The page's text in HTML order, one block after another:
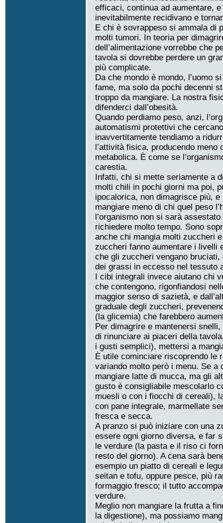
efficaci, continua ad aumentare,
inevitabilmente recidivano e
E chi è sovrappeso si ammala di
molti tumori. In teoria per
dell’alimentazione vorrebbe che
tavola si dovrebbe perdere un
più complicate.
Da che mondo è mondo, l’uomo
fame, ma solo da pochi decenni
troppo da mangiare. La nostra
difenderci dall’obesità.
Quando perdiamo peso, anzi,
automatismi protettivi che
inavvertitamente tendiamo a
l’attività fisica, producendo meno
metabolica. È come se
carestia.
Infatti, chi si mette seriamente a
molti chili in pochi giorni ma poi,
ipocalorica, non dimagrisce più,
mangiare meno di chi quel peso
l’organismo non si sarà
richiedere molto tempo. Sono
anche chi mangia molti zuccheri
zuccheri fanno aumentare i livelli
che gli zuccheri vengano bruciati,
dei grassi in eccesso nel tessuto
I cibi integrali invece aiutano chi
che contengono, rigonfiandosi
maggior senso di sazietà, e
graduale degli zuccheri,
(la glicemia) che farebbero
Per dimagrire e mantenersi
di rinunciare ai piaceri della
i gusti semplici), mettersi a
È utile cominciare riscoprendo le
variando molto però i menu. Se
mangiare latte di mucca, ma gli
gusto è consigliabile mescolarlo
muesli o con i fiocchi di cereali),
con pane integrale, marmellate
fresca e secca.
A pranzo si può iniziare con una
essere ogni giorno diversa, e far
le verdure (la pasta e il riso ci
resto del giorno). A cena sarà
esempio un piatto di cereali e
seitan e tofu, oppure pesce, più
formaggio fresco; il tutto
verdure.
Meglio non mangiare la frutta a
la digestione), ma possiamo